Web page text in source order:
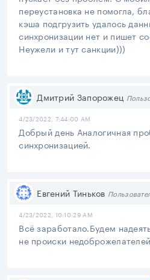
переустановка не помогла,
кэша подгрузить удалось
синхронизации нет и пишет
Неужели и тут санкции)))
Дмитрий Запорожец
4/23/2022, 7:44:00 AM
Добрый день Аналогичная
синхронизацией.
Евгений Тиньков
4/23/2022, 10:10:29 AM
Всё заработало.Будем
не происки